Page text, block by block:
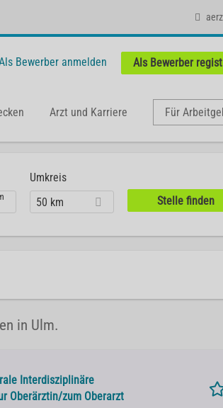
Bewerber anmelden Als Bewerber
Arzt und Karriere Für
Umkreis
50 km
in Ulm.
Interdisziplinäre
Oberärztin/zum Oberarzt